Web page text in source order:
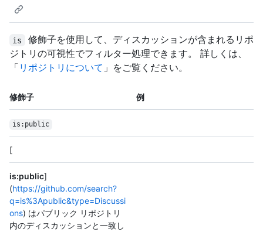
is
修飾子を使用して、ディスカッションが含まれるリポ
ジトリの可視性でフィルター処理できます。 詳しくは、
「 リポジトリについて 」をご覧ください。
修飾子 例
is:public
[
is:public]
(https://github.com/search?
q=is%3Apublic&type=Discussi
ons) はパブリック リポジトリ
内のディスカッションと一致し